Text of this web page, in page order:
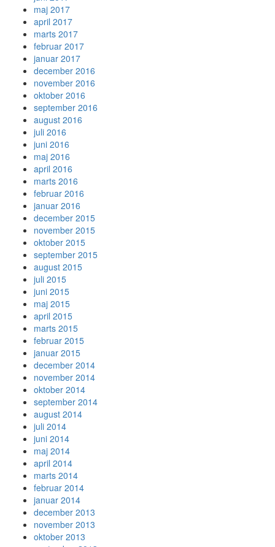
maj 2017
april 2017
marts 2017
februar 2017
januar 2017
december 2016
november 2016
oktober 2016
september 2016
august 2016
juli 2016
juni 2016
maj 2016
april 2016
marts 2016
februar 2016
januar 2016
december 2015
november 2015
oktober 2015
september 2015
august 2015
juli 2015
juni 2015
maj 2015
april 2015
marts 2015
februar 2015
januar 2015
december 2014
november 2014
oktober 2014
september 2014
august 2014
juli 2014
juni 2014
maj 2014
april 2014
marts 2014
februar 2014
januar 2014
december 2013
november 2013
oktober 2013